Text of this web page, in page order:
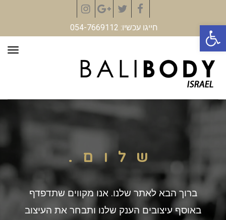
פתח סרגל נגישות
Facebook
Twitter
Google+
Instagram
חייגו עכשיו: 054-7669112
שלום.
ברוך הבא לאתר שלנו. אנו מקווים שתדפדף
באוסף עיצובים הענק שלנו ותבחר את העיצוב